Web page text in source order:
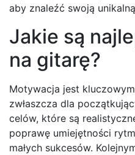
aby znaleźć swoją
Jakie są
na gitarę?
Motywacja jest
zwłaszcza dla
celów, które są
poprawę umiejętności
małych sukcesów.